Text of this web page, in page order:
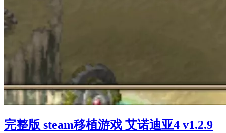
完整版 steam移植游戏 艾诺迪亚4 v1.2.9